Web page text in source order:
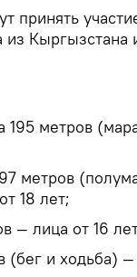
принять
из Кыргызстана
195 метров
метров
18 лет;
— лица от 16
(бег и ходьба)